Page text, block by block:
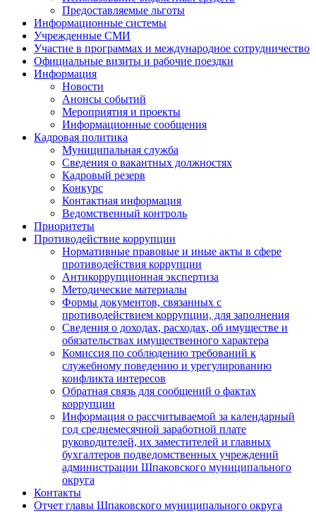
Предоставляемые льготы
Информационные системы
Учрежденные СМИ
Участие в программах и международное сотрудничество
Официальные визиты и рабочие поездки
Информация
Новости
Анонсы событий
Мероприятия и проекты
Информационные сообщения
Кадровая политика
Муниципальная служба
Сведения о вакантных должностях
Кадровый резерв
Конкурс
Контактная информация
Ведомственный контроль
Приоритеты
Противодействие коррупции
Нормативные правовые и иные акты в сфере
противодействия коррупции
Антикоррупционная экспертиза
Методические материалы
Формы документов, связанных с
противодействием коррупции, для заполнения
Сведения о доходах, расходах, об имуществе и
обязательствах имущественного характера
Комиссия по соблюдению требований к
служебному поведению и урегулированию
конфликта интересов
Обратная связь для сообщений о фактах
коррупции
Информация о рассчитываемой за календарный
год среднемесячной заработной плате
руководителей, их заместителей и главных
бухгалтеров подведомственных учреждений
администрации Шпаковского муниципального
округа
Контакты
Отчет главы Шпаковского муниципального округа